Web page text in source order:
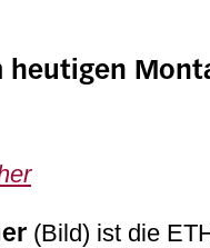
heutigen
(Bild) ist die